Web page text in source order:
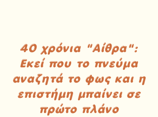
40 χρόνια "Αίθρα":
Εκεί που το πνεύμα
αναζητά το φως και η
επιστήμη μπαίνει σε
πρώτο πλάνο